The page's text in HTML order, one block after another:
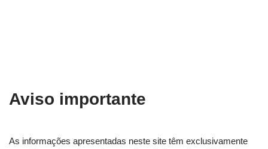
Aviso importante
As informações apresentadas neste site têm exclusivamente